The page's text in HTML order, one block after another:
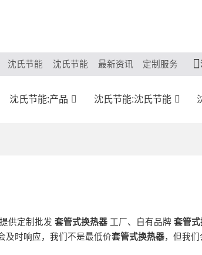
沈氏节能 沈氏节能 最新资讯 定制服务
沈氏节能:产品 沈氏节能:沈氏节能
供定制批发 套管式换热器工厂、自有品牌 套管
及时响应，我们不是最低价套管式换热器，但我们